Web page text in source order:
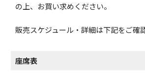
の上、お買い求めください。
販売スケジュール・詳細は下記をご確
座席表